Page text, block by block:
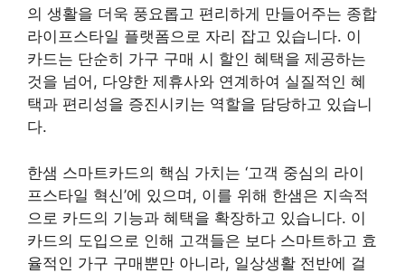
의 생활을 더욱 풍요롭고 편리하게 만들어주는 종합
라이프스타일 플랫폼으로 자리 잡고 있습니다. 이
카드는 단순히 가구 구매 시 할인 혜택을 제공하는
것을 넘어, 다양한 제휴사와 연계하여 실질적인 혜
택과 편리성을 증진시키는 역할을 담당하고 있습니
다.
한샘 스마트카드의 핵심 가치는 ‘고객 중심의 라이
프스타일 혁신’에 있으며, 이를 위해 한샘은 지속적
으로 카드의 기능과 혜택을 확장하고 있습니다. 이
카드의 도입으로 인해 고객들은 보다 스마트하고 효
율적인 가구 구매뿐만 아니라, 일상생활 전반에 걸